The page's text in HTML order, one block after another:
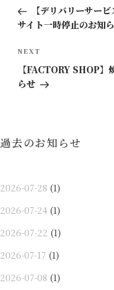
ナ
ビ
ゲ
ー
シ
Post【デリバリーサー
サイト一時停止のお知
Next
Post
NEXT
【FACTORY SHOP】
らせ
過去のお知らせ
2026-07-28 (1)
2026-07-24 (1)
2026-07-22 (1)
2026-07-17 (1)
2026-07-08 (1)